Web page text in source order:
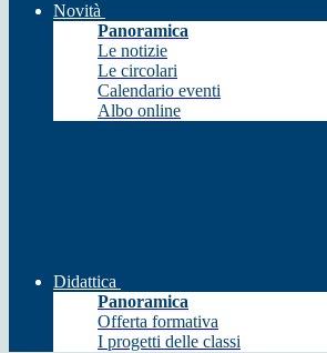
Novità
Panoramica
Le notizie
Le circolari
Calendario eventi
Albo online
Didattica
Panoramica
Offerta formativa
I progetti delle classi